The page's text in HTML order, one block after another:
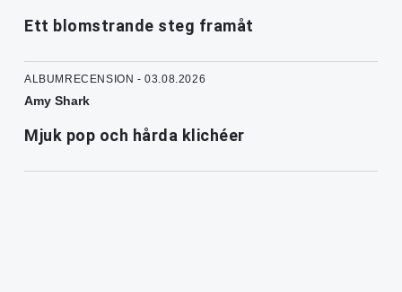
Ett blomstrande steg framåt
ALBUMRECENSION - 03.08.2026
Amy Shark
Mjuk pop och hårda klichéer